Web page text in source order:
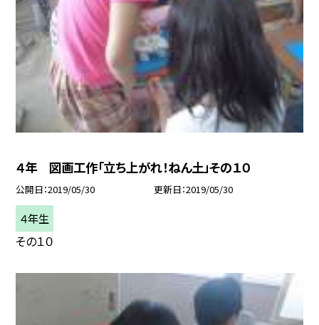
４年 図画工作「立ち上がれ！ねん土」その１０
公開日 2019/05/30 更新日 2019/05/30
４年生
その１０